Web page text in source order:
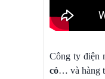
Công ty điện
cỏ… và hàng